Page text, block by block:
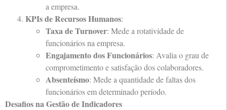
a empresa.
KPIs de Recursos Humanos:
Taxa de Turnover: Mede a rotatividade de
funcionários na empresa.
Engajamento dos Funcionários: Avalia o grau de
comprometimento e satisfação dos colaboradores.
Absenteísmo: Mede a quantidade de faltas dos
funcionários em determinado período.
Desafios na Gestão de Indicadores